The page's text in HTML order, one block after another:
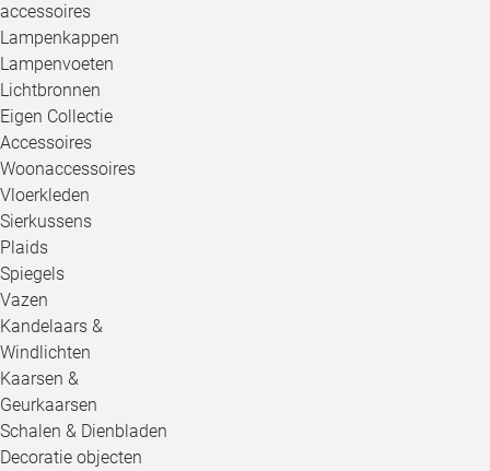
accessoires
Lampenkappen
Lampenvoeten
Lichtbronnen
Eigen Collectie
Accessoires
Woonaccessoires
Vloerkleden
Sierkussens
Plaids
Spiegels
Vazen
Kandelaars &
Windlichten
Kaarsen &
Geurkaarsen
Schalen & Dienbladen
Decoratie objecten